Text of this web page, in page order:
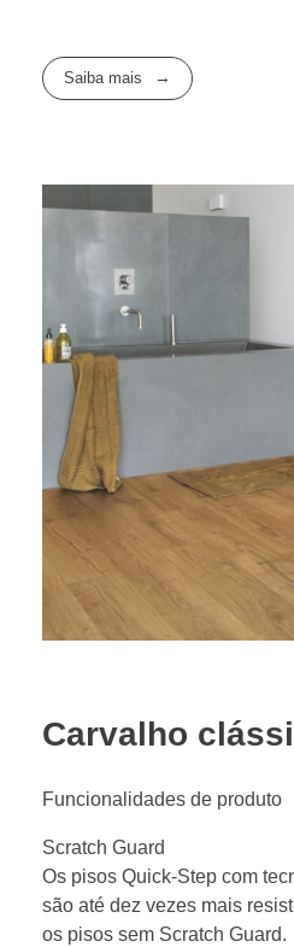
Saiba mais
Carvalho
Funcionalidades de produto
Scratch Guard
Os pisos Quick-Step com
são até dez vezes mais
os pisos sem Scratch Guard.